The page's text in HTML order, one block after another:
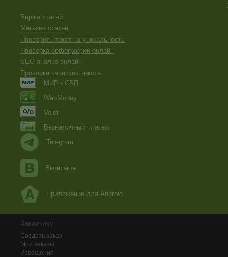
Биржа статей
Магазин статей
Проверить текст на уникальность
Проверка орфографии онлайн
SEO анализ онлайн
Проверка качества текста
МИР / СБП
WebMoney
Volet
Безналичный платеж
Telegram
Вконтакте
Приложение для Android
Заказчику
Создать заказ
Мои заказы
Извещения